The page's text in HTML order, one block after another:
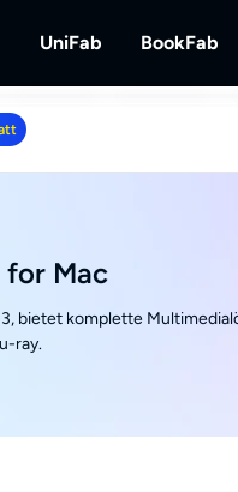
UniFab BookFab
for Mac
bietet komplette
ray.